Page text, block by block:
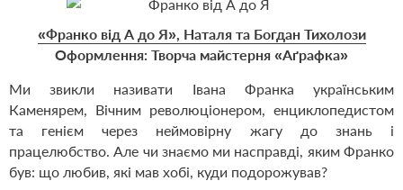
«Франко від А до Я», Наталя та Богдан Тихолози
Оформлення: Творча майстерня «Аґрафка»
Ми звикли називати Івана Франка українським
Каменярем, Вічним революціонером, енциклопедистом
та генієм через неймовірну жагу до знань і
працелюбство. Але чи знаємо ми насправді, яким Франко
був: що любив, які мав хобі, куди подорожував?